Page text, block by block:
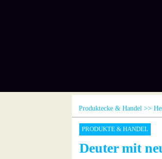
Produktecke & Handel
PRODUKTE & HANDEL
Deuter mit